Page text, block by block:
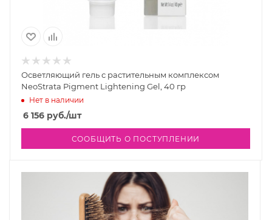
Осветляющий гель с растительным комплексом
NeoStrata Pigment Lightening Gel, 40 гр
Нет в наличии
6 156 руб./шт
СООБЩИТЬ О ПОСТУПЛЕНИИ